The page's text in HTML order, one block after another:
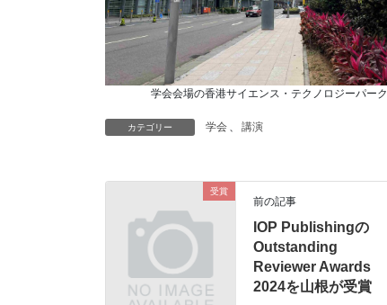
学会会場の香港サイエンス・テクノロジーパーク
カテゴリー 学会 講演
受賞
前の記事
IOP Publishingの
Outstanding
Reviewer Awards
2024を山根が受賞